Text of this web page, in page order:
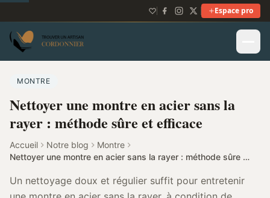
Espace pro
MONTRE
Nettoyer une montre en acier sans la
rayer : méthode sûre et efficace
Accueil Notre blog
Montre
Nettoyer une montre en acier sans la rayer : méthode sûre et efficace
Un nettoyage doux et régulier suffit pour entretenir